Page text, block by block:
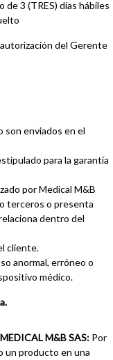
de 3 (TRES) días hábiles
del Gerente
son enviados en el
para la garantía
por Medical M&B
terceros o presenta
dentro del
cliente.
anormal, erróneo o
médico.
M&B SAS: Por
un producto en una